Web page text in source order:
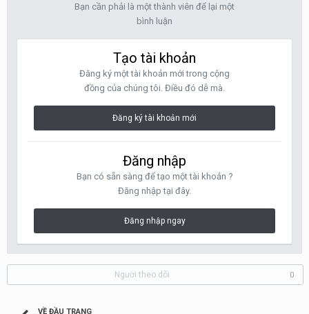
Bạn cần phải là một thành viên để lại một
bình luận
Tạo tài khoản
Đăng ký một tài khoản mới trong cộng
đồng của chúng tôi. Điều đó dễ mà.
Đăng ký tài khoản mới
Đăng nhập
Bạn có sẵn sàng để tạo một tài khoản ?
Đăng nhập tại đây.
Đăng nhập ngay
Người theo dõi 0
VỀ ĐẦU TRANG